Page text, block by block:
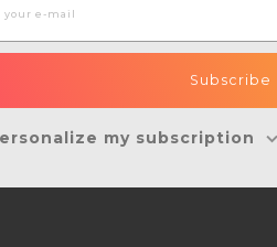
my subscription